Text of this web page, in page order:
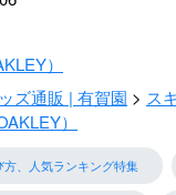
）
ズ通販 | 有賀園 ス
）
方、人気ランキング特集